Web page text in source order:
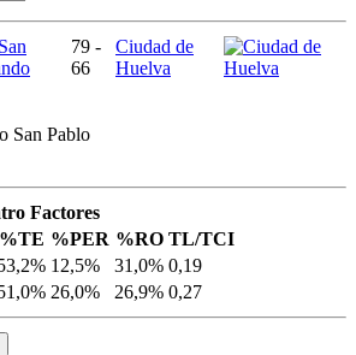
79 -
66
Ciudad de
Huelva
San Pablo
Factores
%TE %PER %RO TL/TCI
12,5% 31,0% 0,19
26,0% 26,9% 0,27